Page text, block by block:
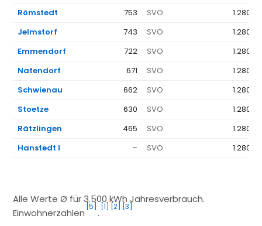
Römstedt 753 SVO
1.280 €
Jelmstorf
743 SVO
1.280 €
Emmendorf
722 SVO
1.280 €
Natendorf
671 SVO
1.280 €
Schwienau
662 SVO
1.280 €
Stoetze
630 SVO
1.280 €
Rätzlingen
465 SVO
1.280 €
Hanstedt I
– SVO 1.280 €
Alle Werte Ø für 3.500 kWh Jahresverbrauch.
Einwohnerzahlen
[5]
.
[1] [2] [3]